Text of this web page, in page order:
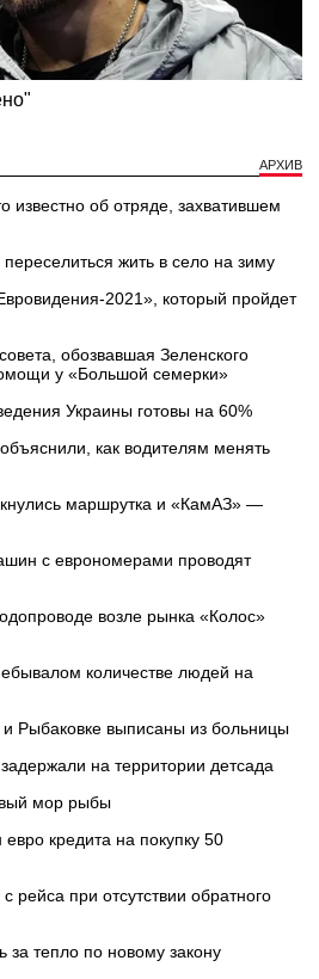
АРХИВ
известно об отряде, захватившем
жить в село на зиму
2021», который пройдет
обозвавшая Зеленского
у «Большой семерки»
Украины готовы на 60%
как водителям менять
маршрутка и «КамАЗ» —
с еврономерами проводят
возле рынка «Колос»
количестве людей на
Рыбаковке выписаны из больницы
на территории детсада
мор рыбы
кредита на покупку 50
рейса при отсутствии обратного
за тепло по новому закону